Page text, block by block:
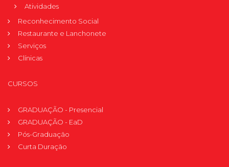
Atividades
Reconhecimento Social
Restaurante e Lanchonete
Serviços
Clínicas
CURSOS
GRADUAÇÃO - Presencial
GRADUAÇÃO - EaD
Pós-Graduação
Curta Duração